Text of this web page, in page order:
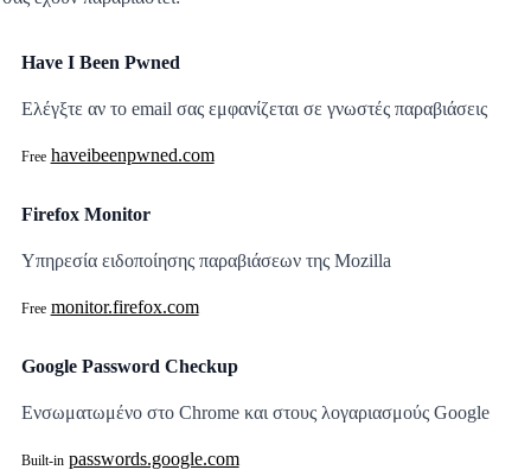
Have I Been Pwned
Ελέγξτε αν το email σας εμφανίζεται σε γνωστές παραβιάσεις
Free haveibeenpwned.com
Firefox Monitor
Υπηρεσία ειδοποίησης παραβιάσεων της Mozilla
Free monitor.firefox.com
Google Password Checkup
Ενσωματωμένο στο Chrome και στους λογαριασμούς Google
Built-in passwords.google.com